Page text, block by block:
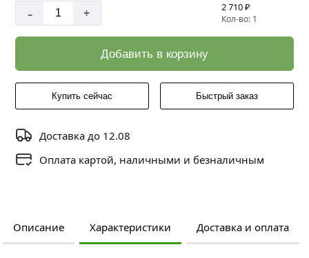
- + 2 710 ₽
Кол-во: 1
Добавить в корзину
Купить сейчас Быстрый заказ
Доставка до 12.08
Оплата картой, наличными и безналичным
Описание Характеристики Доставка и оплата